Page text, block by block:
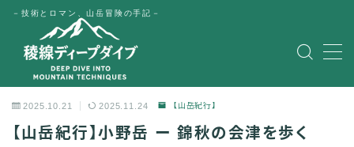
－技術とロマン、山岳冒険の手記－
MENU
HOME
2025.10.21 2025.11.24 【山岳紀行】
【山岳紀行】小野岳 ー 錦秋の会津を歩く